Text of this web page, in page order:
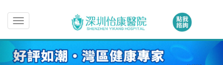
Toggle
navigation